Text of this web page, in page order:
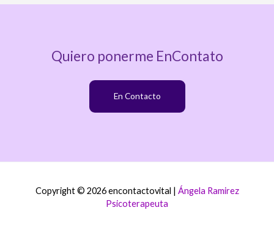
Quiero ponerme EnContato
En Contacto
Copyright © 2026 encontactovital | Ángela Ramirez
Psicoterapeuta